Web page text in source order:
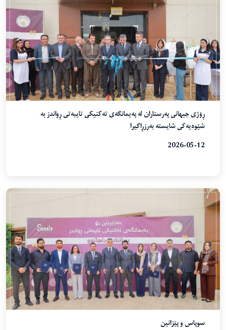
ڕۆژی جیهانی پەرستاران لە پەیمانگەی تەکنیکی تایبەتی ڕواندز بە
شێوەیەکی شایستە بەرزڕاگیرا
2026-05-12
سوپاس و پێزانین